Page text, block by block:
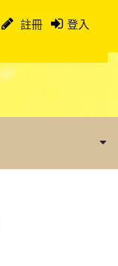
註冊 登入